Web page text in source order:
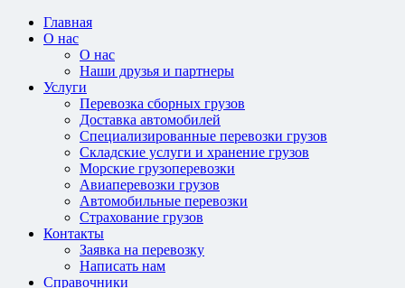
Главная
О нас
О нас
Наши друзья и партнеры
Услуги
Перевозка сборных грузов
Доставка автомобилей
Специализированные перевозки грузов
Складские услуги и хранение грузов
Морские грузоперевозки
Авиаперевозки грузов
Автомобильные перевозки
Страхование грузов
Контакты
Заявка на перевозку
Написать нам
Справочники